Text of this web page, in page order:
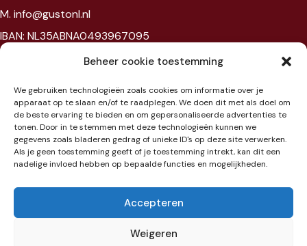
Beheer cookie toestemming
We gebruiken technologieën zoals cookies om informatie over je
apparaat op te slaan en/of te raadplegen. We doen dit met als doel om
de beste ervaring te bieden en om gepersonaliseerde advertenties te
tonen. Door in te stemmen met deze technologieën kunnen we
gegevens zoals bladeren gedrag of unieke ID's op deze site verwerken.
Als je geen toestemming geeft of je toestemming intrekt, kan dit een
nadelige invloed hebben op bepaalde functies en mogelijkheden.
Accepteren
Weigeren
M. info@gustonl.nl
IBAN: NL35ABNA0493967095
VAT: NL867594172B01
BTW: NL867594172B01
Showroom
Jaarbeursplein 6
3521 AL Utrecht
Etage 3